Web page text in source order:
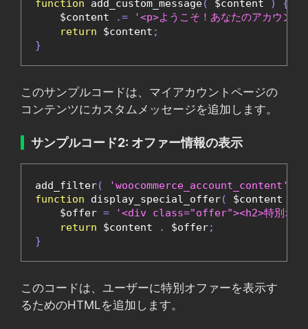
function add_custom_message( $content )
{
    $content
.=
'<p>ようこそ！あなたのアカウン
return $content ;
}
このサンプルコードは、マイアカウントページの
コンテンツにカスタムメッセージを追加します。
サンプルコード2: オファー情報の表示
add_filter( 'woocommerce_account_content'
function display_special_offer( $content
    $offer
=
'<div class="offer"><h2>特別オフ
return $content . $offer;
}
このコードは、ユーザーに特別オファーを表示す
るためのHTMLを追加します。